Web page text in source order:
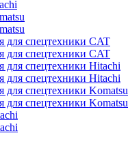
для спецтехники CAT
для спецтехники CAT
для спецтехники Hitachi
для спецтехники Hitachi
для спецтехники Komatsu
для спецтехники Komatsu